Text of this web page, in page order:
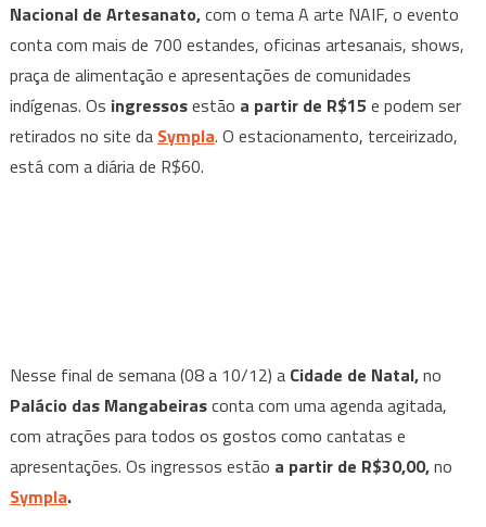
Nacional de Artesanato,com o tema A arte NAIF, o evento
conta com mais de 700 estandes, oficinas artesanais, shows,
praça de alimentação e apresentações de comunidades
indígenas. Os ingressosestão a partir de R$15 e podem ser
retirados no site da Sympla. O estacionamento, terceirizado,
está com a diária de R$60.
Nesse final de semana (08 a 10/12) a Cidade de Natal,no
Palácio das Mangabeirasconta com uma agenda agitada,
com atrações para todos os gostos como cantatas e
apresentações. Os ingressos estão a partir de R$30,00,no
Sympla.